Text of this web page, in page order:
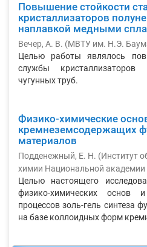
Повышение стойкости
кристаллизаторов
наплавкой медными
Вечер, А. В. (МВТУ им. Н.Э.
Целью работы являлось
службы кристаллизаторов
чугунных труб.
Физико-химические
кремнеземсодержащих
материалов
Подденежный, Е. Н. (Институт
химии Национальной академии
Целью настоящего
физико-химических основ
процессов золь-гель синтеза
на базе коллоидных форм